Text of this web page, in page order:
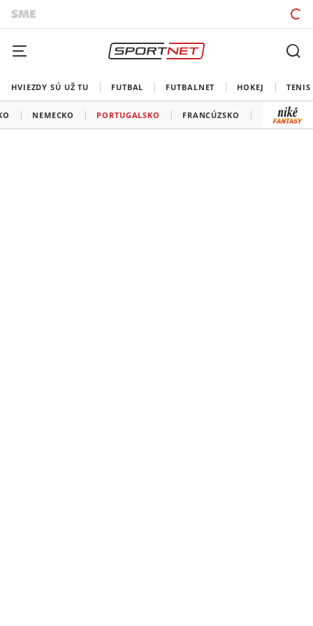
HVIEZDY SÚ UŽ TU FUTBAL FUTBALNET HOKEJ TENIS
NEMECKO PORTUGALSKO FRANCÚZSKO POĽSKO